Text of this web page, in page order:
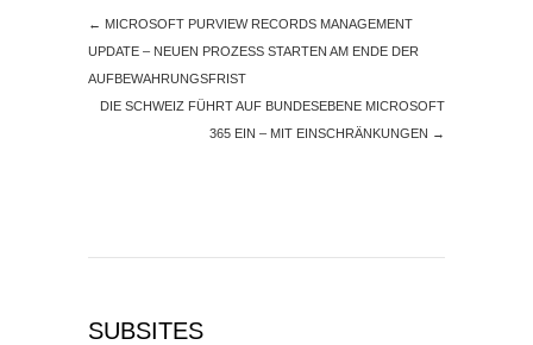
← MICROSOFT PURVIEW RECORDS MANAGEMENT
UPDATE – NEUEN PROZESS STARTEN AM ENDE DER
AUFBEWAHRUNGSFRIST
DIE SCHWEIZ FÜHRT AUF BUNDESEBENE MICROSOFT
365 EIN – MIT EINSCHRÄNKUNGEN →
SUBSITES